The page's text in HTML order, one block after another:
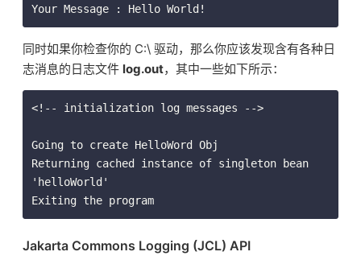
Your Message : Hello World!
同时如果你检查你的 C:\ 驱动，那么你应该发现含有各种日
志消息的日志文件 log.out，其中一些如下所示：
<!-- initialization log messages -->
Going to create HelloWord Obj
Returning cached instance of singleton bean
'helloWorld'
Exiting the program
Jakarta Commons Logging (JCL) API